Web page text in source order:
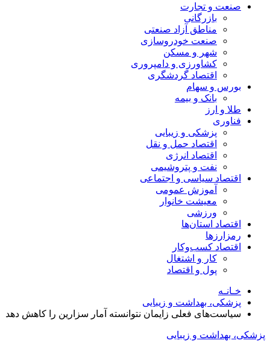
صنعت و تجارت
بازرگانی
مناطق آزاد صنعتی
صنعت خودروسازی
شهر و مسکن
کشاورزی و دامپروری
اقتصاد گردشگری
بورس و سهام
بانک و بیمه
طلا و ارز
فناوری
پزشکی و زیبایی
اقتصاد حمل و نقل
اقتصاد انرژی
نفت و پتروشیمی
اقتصاد سیاسی و اجتماعی
آموزش عمومی
معیشت خانوار
ورزشی
اقتصاد استان‌ها
رمزارزها
اقتصاد کسب‌و‌کار
کار و اشتغال
پول و اقتصاد
خـانـه
پزشکی، بهداشت و زیبایی
سیاست‌های فعلی زایمان نتوانسته آمار سزارین را کاهش دهد
پزشکی، بهداشت و زیبایی